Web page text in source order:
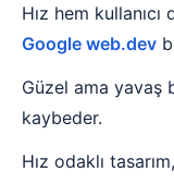
Hız hem
Google web.dev
Güzel ama yavaş
kaybeder.
Hız odaklı